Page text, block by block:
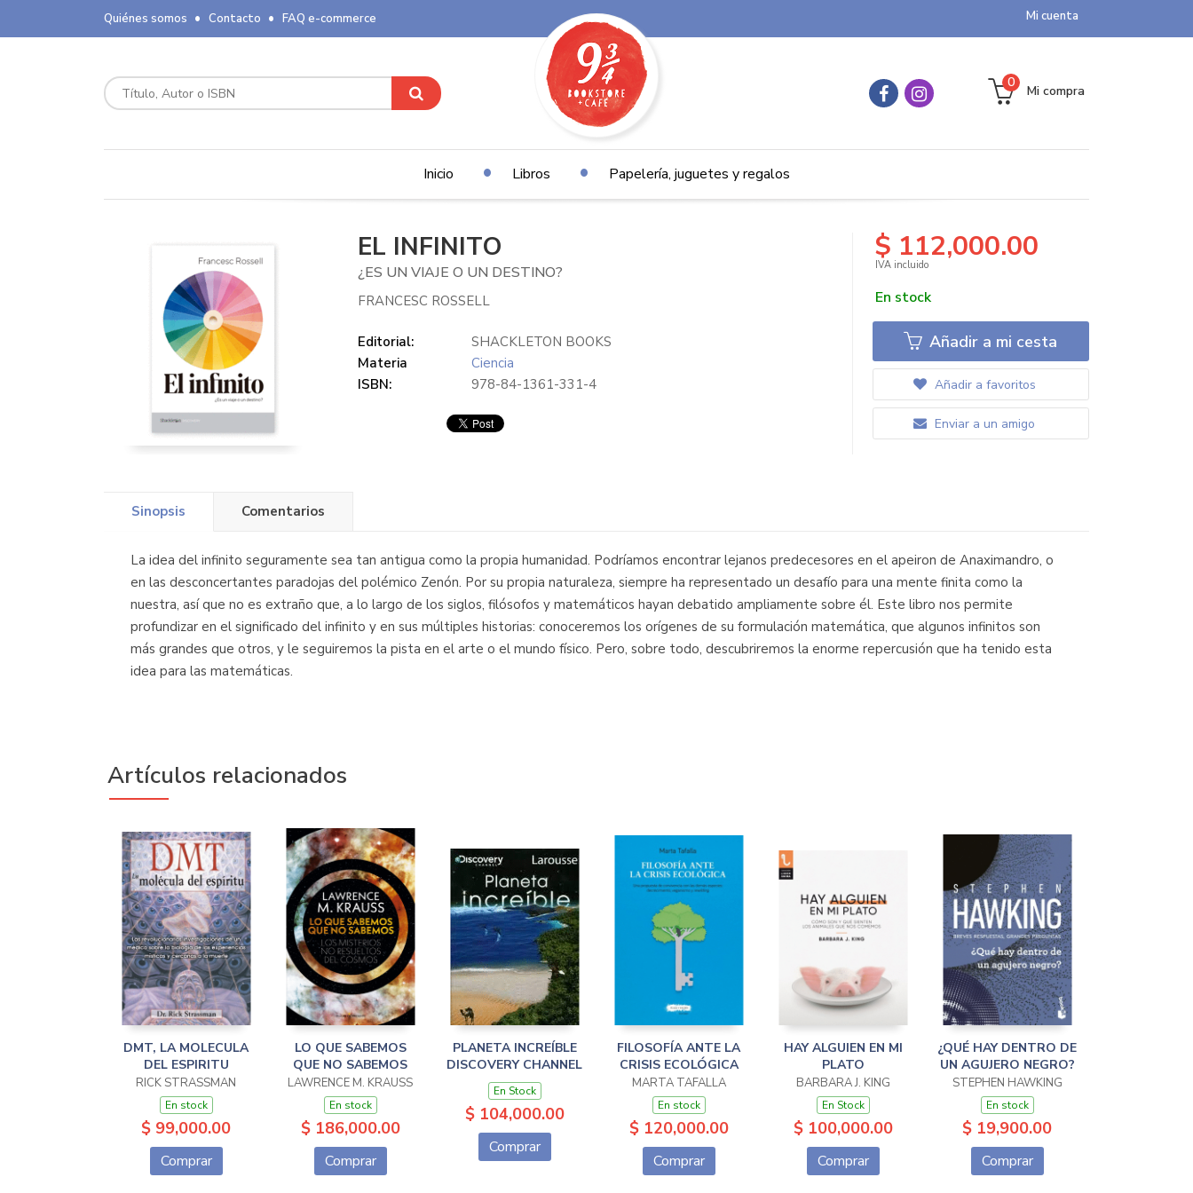
Mi cuenta
Quiénes somos Contacto FAQ e-commerce
Mi compra
0
Inicio Libros Papelería, juguetes y regalos
EL INFINITO
¿ES UN VIAJE O UN DESTINO?
FRANCESC ROSSELL
Editorial:
SHACKLETON BOOKS
Materia
Ciencia
ISBN:
978-84-1361-331-4
$ 112,000.00
IVA incluido
En stock
Añadir a mi cesta
Añadir a favoritos
Enviar a un amigo
Sinopsis Comentarios
La idea del infinito seguramente sea tan antigua como la propia humanidad. Podríamos encontrar lejanos predecesores en el apeiron de Anaximandro, o
en las desconcertantes paradojas del polémico Zenón. Por su propia naturaleza, siempre ha representado un desafío para una mente finita como la
nuestra, así que no es extraño que, a lo largo de los siglos, filósofos y matemáticos hayan debatido ampliamente sobre él. Este libro nos permite
profundizar en el significado del infinito y en sus múltiples historias: conoceremos los orígenes de su formulación matemática, que algunos infinitos son
más grandes que otros, y le seguiremos la pista en el arte o el mundo físico. Pero, sobre todo, descubriremos la enorme repercusión que ha tenido esta
idea para las matemáticas.
Artículos relacionados
DMT, LA MOLECULA
DEL ESPIRITU
RICK STRASSMAN
En stock
$ 99,000.00
Comprar
LO QUE SABEMOS
QUE NO SABEMOS
LAWRENCE M. KRAUSS
En stock
$ 186,000.00
Comprar
PLANETA INCREÍBLE
DISCOVERY CHANNEL
En Stock
$ 104,000.00
Comprar
FILOSOFÍA ANTE LA
CRISIS ECOLÓGICA
MARTA TAFALLA
En stock
$ 120,000.00
Comprar
HAY ALGUIEN EN MI
PLATO
BARBARA J. KING
En Stock
$ 100,000.00
Comprar
¿QUÉ HAY DENTRO DE
UN AGUJERO NEGRO?
STEPHEN HAWKING
En stock
$ 19,900.00
Comprar